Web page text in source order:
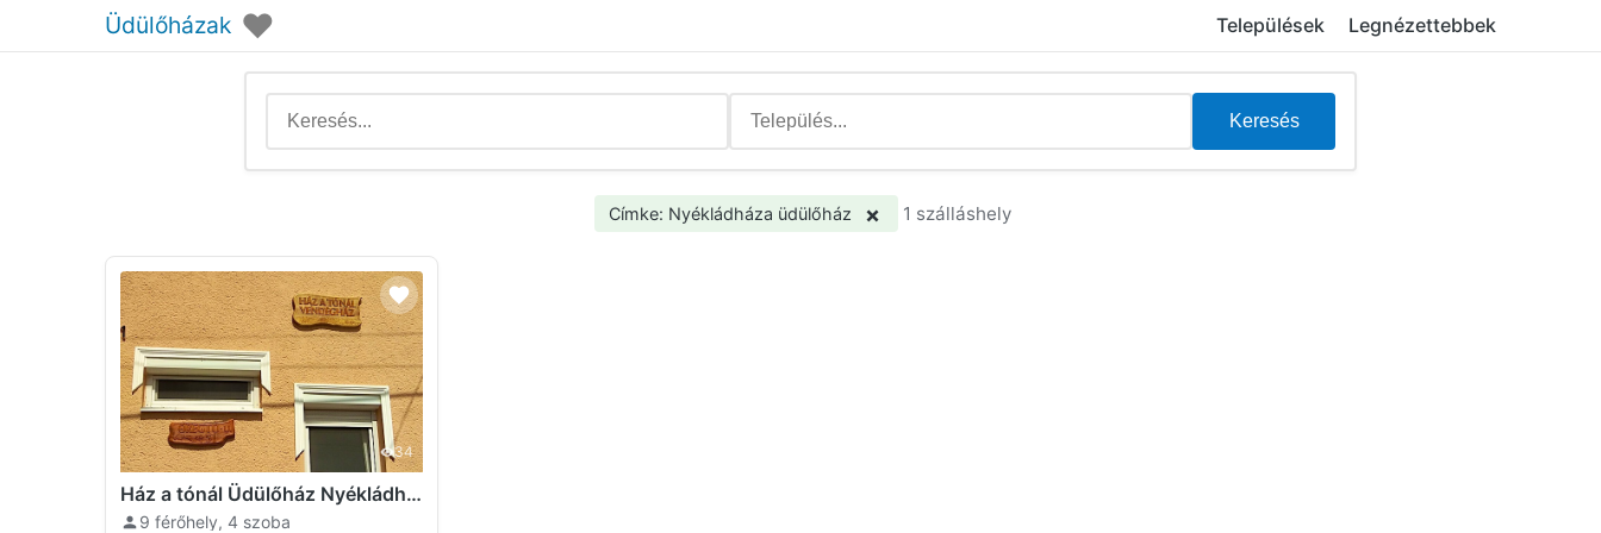
Üdülőházak ♥ Települések Legnézettebbek
Keresés
Címke: Nyékládháza üdülőház × 1 szálláshely
34
Ház a tónál Üdülőház Nyékládháza
9 férőhely, 4 szoba